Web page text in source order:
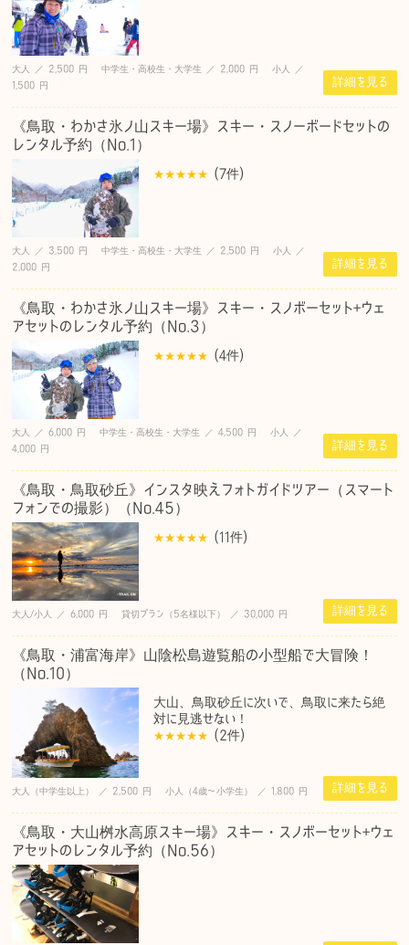
大人 ／ 2,500 円 中学生・高校生・大学生 ／ 2,000 円 小人 ／
1,500 円
詳細を見る
《鳥取・わかさ氷ノ山スキー場》スキー・スノーボードセットの
レンタル予約（No.1）
(7件)
大人 ／ 3,500 円 中学生・高校生・大学生 ／ 2,500 円 小人 ／
2,000 円
詳細を見る
《鳥取・わかさ氷ノ山スキー場》スキー・スノボーセット+ウェ
アセットのレンタル予約（No.3）
(4件)
大人 ／ 6,000 円 中学生・高校生・大学生 ／ 4,500 円 小人 ／
4,000 円
詳細を見る
《鳥取・鳥取砂丘》インスタ映えフォトガイドツアー（スマート
フォンでの撮影）（No.45）
(11件)
大人/小人 ／ 6,000 円 貸切プラン（5名様以下） ／ 30,000 円 詳細を見る
《鳥取・浦富海岸》山陰松島遊覧船の小型船で大冒険！
（No.10）
大山、鳥取砂丘に次いで、鳥取に来たら絶
対に見逃せない！
(2件)
大人（中学生以上） ／ 2,500 円 小人（4歳〜小学生） ／ 1,800 円 詳細を見る
《鳥取・大山桝水高原スキー場》スキー・スノボーセット+ウェ
アセットのレンタル予約（No.56）